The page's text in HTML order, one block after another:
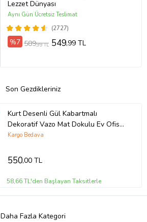
Lezzet Dünyası
(2727)
Aynı Gün Ücretsiz Teslimat
%7 589,99 TL 549,99 TL
Son Gezdikleriniz
Kurt Desenli Gül Kabartmalı
Dekoratif Vazo Mat Dokulu Ev Ofis
Salon Masa Raf Süsü Çiçeklik 15x10
Kargo Bedava
550,00 TL
58,66 TL'den Başlayan Taksitlerle
Daha Fazla Kategori